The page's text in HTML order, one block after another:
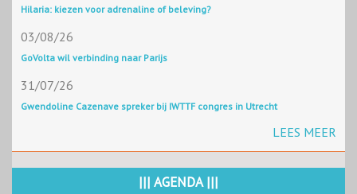
Hilaria: kiezen voor adrenaline of beleving?
03/08/26
GoVolta wil verbinding naar Parijs
31/07/26
Gwendoline Cazenave spreker bij IWTTF congres in Utrecht
LEES MEER
||| AGENDA |||